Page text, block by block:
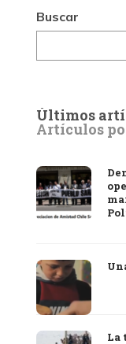
Buscar
Últimos
Artículos
La